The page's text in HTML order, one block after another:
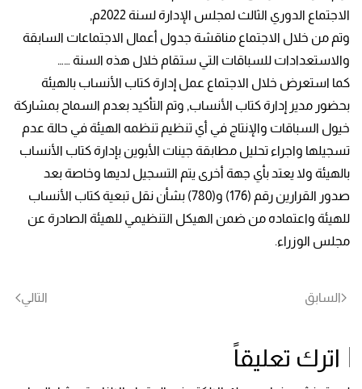
الاجتماع الدوري الثالث لمجلس الإدارة لسنة 2022م,
وتم من خلال الاجتماع مناقشة جدول أعمال الاجتماعات السابقة
والاستعدادات للسباقات التي ستقام خلال هذه السنة ……
كما استعرض خلال الاجتماع عمل إدارة كتاب الأنساب بالهيئة
بحضور مدير إدارة كتاب الأنساب, وتم التأكيد بعدم السماح بمشاركة
خيول السباقات والإنتاج في أي تنظيم تنظمه الهيئة في حالة عدم
تسجيلها واجراء تحليل مطابقة جينات الأبوين بإدارة كتاب الأنساب
بالهيئة ولا يعتد بأي جهة أخرى يتم التسجيل لديها وخاصة بعد
صدور القرارين رقم (176) و(780) بشأن نقل تبعية كتاب الأنساب
للهيئة واعتماده من ضمن الهيكل التنظيمي للهيئة الصادرة عن
مجلس الوزراء.
السابق التالي
اترك تعليقاً